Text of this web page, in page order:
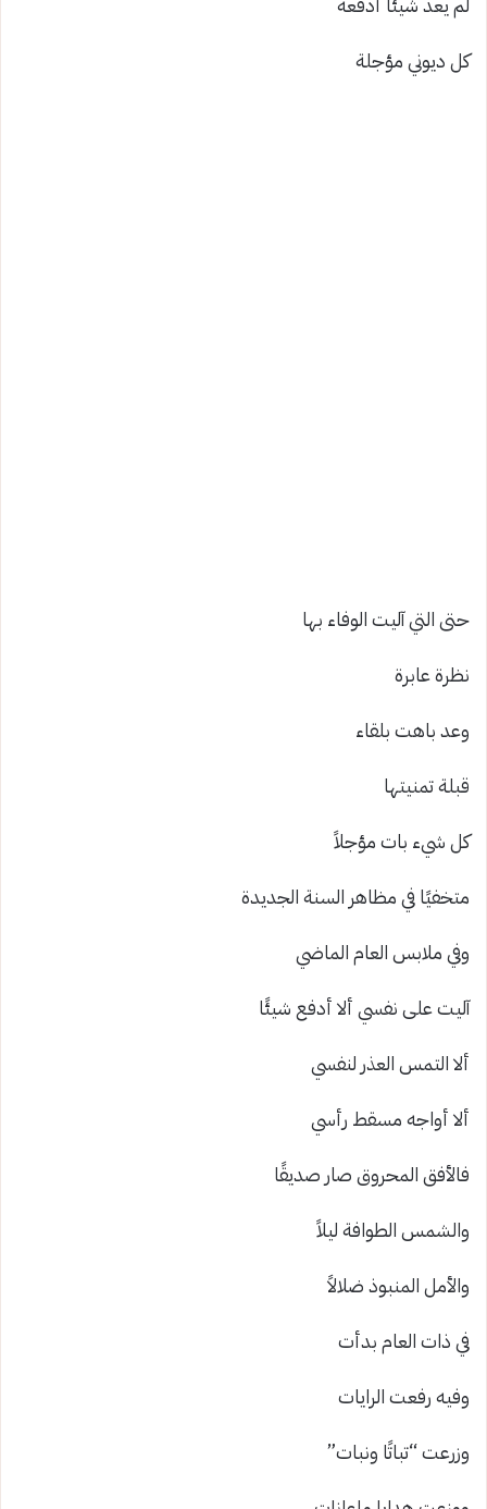
كل ديوني مؤجلة
حتى التي آليت الوفاء بها
نظرة عابرة
وعد باهت بلقاء
قبلة تمنيتها
كل شيء بات مؤجلاً
متخفيًا في مظاهر السنة الجديدة
وفي ملابس العام الماضي
آليت على نفسي ألا أدفع شيئًا
ألا التمس العذر لنفسي
ألا أواجه مسقط رأسي
فالأفق المحروق صار صديقًا
والشمس الطوافة ليلاً
والأمل المنبوذ ضلالاً
في ذات العام بدأت
وفيه رفعت الرايات
وزرعت “تباتًا ونبات”